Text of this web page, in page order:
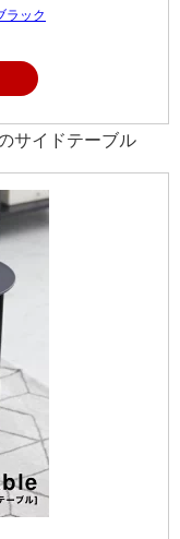
ラック
サイドテーブル